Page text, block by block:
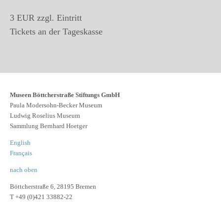
3 EUR zzgl. Eintritt
Tickets an der Tageskasse
Museen Böttcherstraße Stiftungs GmbH
Paula Modersohn-Becker Museum
Ludwig Roselius Museum
Sammlung Bernhard Hoetger
English
Français
nach oben
Böttcherstraße 6, 28195 Bremen
T +49 (0)421 33882-22